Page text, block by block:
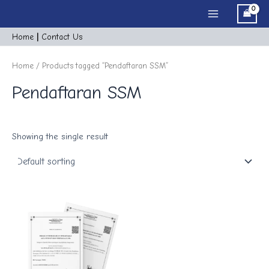
content
Main
Menu
Home Contact Us
Home / Products tagged “Pendaftaran SSM”
Pendaftaran SSM
Showing the single result